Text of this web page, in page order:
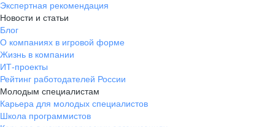
Экспертная рекомендация
Новости и статьи
Блог
О компаниях в игровой форме
Жизнь в компании
ИТ-проекты
Рейтинг работодателей России
Молодым специалистам
Карьера для молодых специалистов
Школа программистов